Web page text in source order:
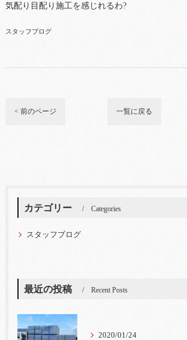
気配り目配り施工を感じれるわ?
スタッフブログ
< 前のページ 一覧に戻る
カテゴリー Categories
スタッフブログ
最近の投稿 Recent Posts
2020/01/24